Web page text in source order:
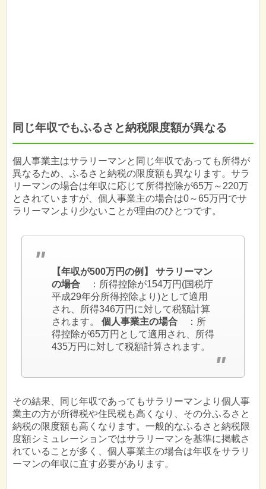
同じ年収でもふるさと納税限度額が異なる
個人事業主はサラリーマンと同じ年収であっても所得が
異なるため、ふるさと納税の限度額も異なります。サラ
リーマンの場合は年収に応じて所得控除が65万～220万
とされていますが、個人事業主の場合は0～65万円でサ
ラリーマンより少ないことが理由のひとつです。
【年収が500万円の例】
サラリーマン
の場合 ：所得控除が154万円(国税庁
平成29年分所得控除より)として適用
され、所得346万円に対して税額計算
されます。 個人事業主の場合 ：所
得控除が65万円として適用され、所得
435万円に対して税額計算されます。
その結果、同じ年収であってもサラリーマンより個人事
業主の方が所得税や住民税も高くなり、その分ふるさと
納税の限度額も高くなります。一般的なふるさと納税限
度額シミュレーションではサラリーマンを基準に掲載さ
れていることが多く、個人事業主の場合は年収をサラリ
ーマンの年収に直す必要があります。